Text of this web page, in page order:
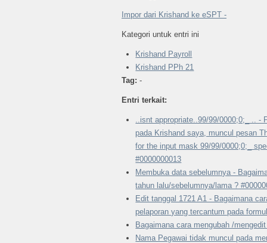
Impor dari Krishand ke eSPT -
Kategori untuk entri ini
Krishand Payroll
Krishand PPh 21
Tag: -
Entri terkait:
..isnt appropriate..99/99/0000;0;_ ..
pada Krishand saya, muncul pesan
for the input mask 99/99/0000;0;_
#0000000013
Membuka data sebelumnya -
tahun lalu/sebelumnya/lama ?
Edit tanggal 1721 A1 - Bagaimana
pelaporan yang tercantum pada
Bagaimana cara mengubah /
Nama Pegawai tidak muncul pada